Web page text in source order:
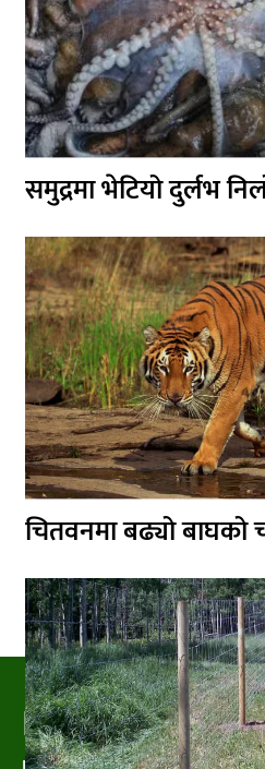
समुद्रमा भेटियो दुर्लभ
चितवनमा बढ्यो